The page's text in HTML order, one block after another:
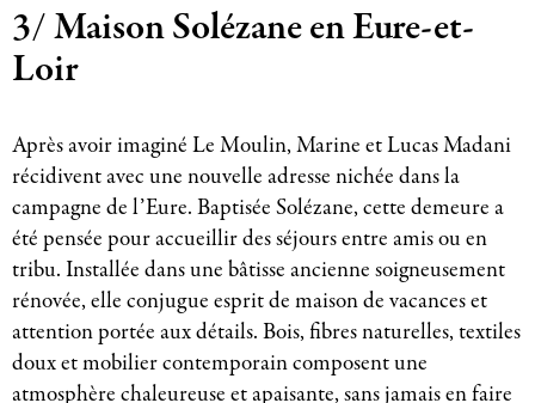
3/ Maison Solézane en Eure-et-
Loir
Après avoir imaginé Le Moulin, Marine et Lucas Madani
récidivent avec une nouvelle adresse nichée dans la
campagne de l’Eure. Baptisée Solézane, cette demeure a
été pensée pour accueillir des séjours entre amis ou en
tribu. Installée dans une bâtisse ancienne soigneusement
rénovée, elle conjugue esprit de maison de vacances et
attention portée aux détails. Bois, fibres naturelles, textiles
doux et mobilier contemporain composent une
atmosphère chaleureuse et apaisante, sans jamais en faire